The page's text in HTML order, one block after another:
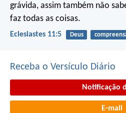
grávida, assim também não
faz todas as coisas.
Eclesiastes 11:5 Deus
Receba o Versículo Diário
Notificação
E-mail